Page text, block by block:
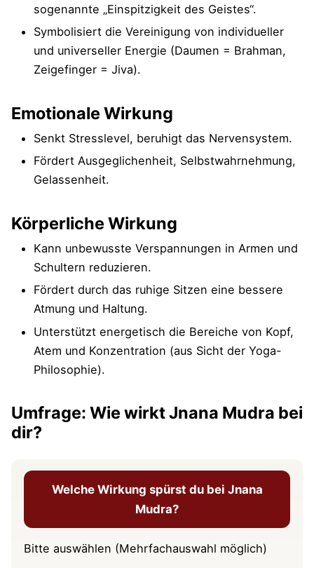
sogenannte „Einspitzigkeit des Geistes“.
Symbolisiert die Vereinigung von individueller
und universeller Energie (Daumen = Brahman,
Zeigefinger = Jiva).
Emotionale Wirkung
Senkt Stresslevel, beruhigt das Nervensystem.
Fördert Ausgeglichenheit, Selbstwahrnehmung,
Gelassenheit.
Körperliche Wirkung
Kann unbewusste Verspannungen in Armen und
Schultern reduzieren.
Fördert durch das ruhige Sitzen eine bessere
Atmung und Haltung.
Unterstützt energetisch die Bereiche von Kopf,
Atem und Konzentration (aus Sicht der Yoga-
Philosophie).
Umfrage: Wie wirkt Jnana Mudra bei
dir?
Welche Wirkung spürst du bei Jnana
Mudra?
Bitte auswählen (Mehrfachauswahl möglich)